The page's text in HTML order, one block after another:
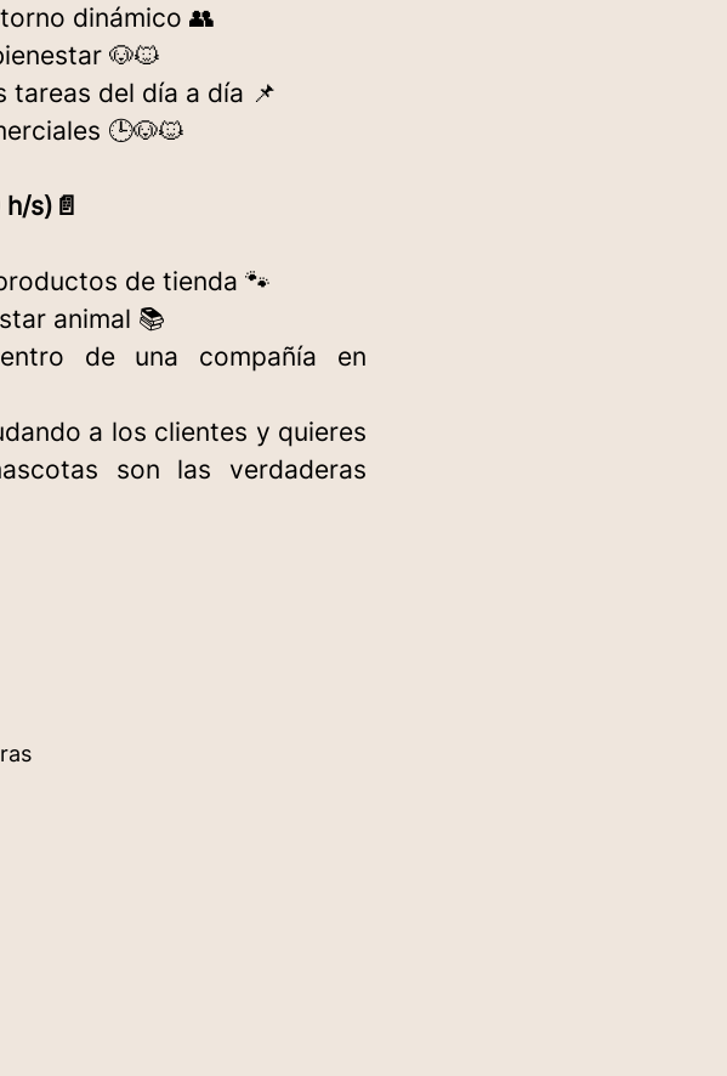
dinámico 👥
🐶🐱
tareas del día a día 📌
🕒🐶🐱
s)📄
de tienda 🐾
animal 📚
de una compañía en
a los clientes y quieres
son las verdaderas